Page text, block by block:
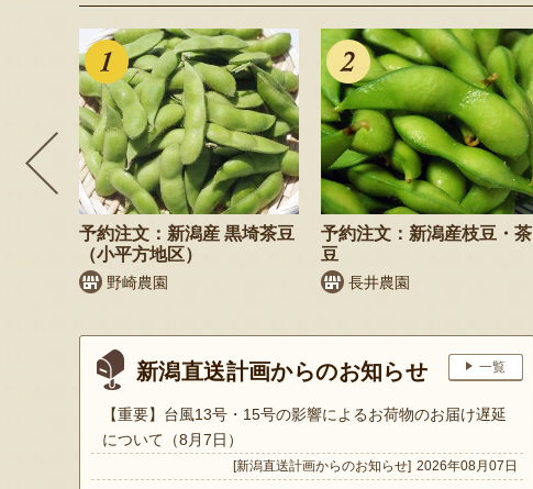
予約注文：新潟産 黒埼茶豆
（小平方地区）
野崎農園
予約注文：新潟産枝豆・茶
豆
長井農園
新潟直送計画からのお知らせ 一覧
【重要】台風13号・15号の影響によるお荷物のお届け遅延
について（8月7日）
[新潟直送計画からのお知らせ] 2026年08月07日